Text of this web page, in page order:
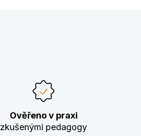
Ověřeno v praxi
zkušenými pedagogy